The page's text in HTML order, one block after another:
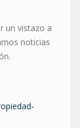
un vistazo a
noticias